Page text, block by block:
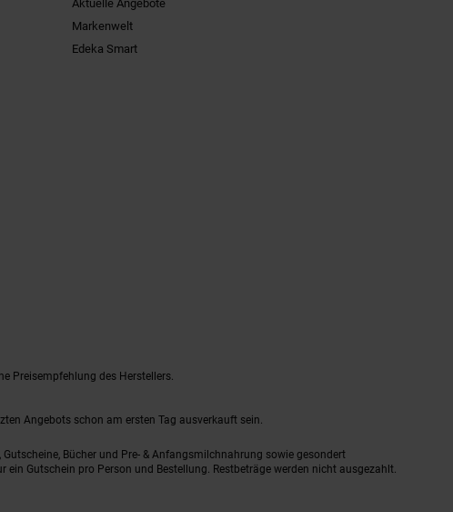
Aktuelle Angebote
Markenwelt
Edeka Smart
Preisempfehlung des Herstellers.
Angebots schon am ersten Tag ausverkauft sein.
Bücher und Pre- & Anfangsmilchnahrung sowie gesondert
Gutschein pro Person und Bestellung. Restbeträge werden nicht ausgezahlt.